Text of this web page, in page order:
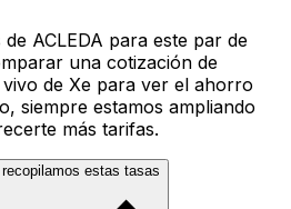
ACLEDA para este par de
una cotización de
de Xe para ver el ahorro
siempre estamos ampliando
más tarifas.
estas tasas